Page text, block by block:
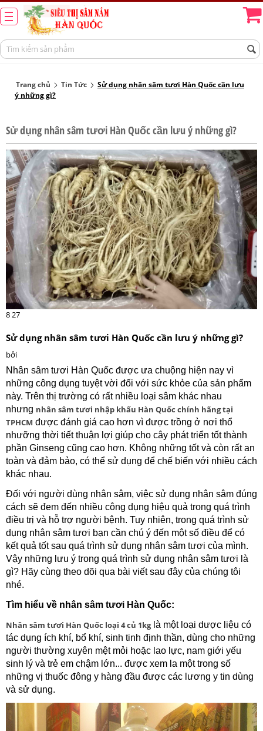
Trang chủ Tin Tức
Sử dụng nhân sâm tươi Hàn Quốc cần lưu
ý những gì?
Sử dụng nhân sâm tươi Hàn Quốc cần lưu ý những gì?
827
Sử dụng nhân sâm tươi Hàn Quốc cần lưu ý những gì?
bởi
Nhân sâm tươi Hàn Quốc được ưa chuộng hiện nay vì
những công dụng tuyệt vời đối với sức khỏe của sản phẩm
này. Trên thị trường có rất nhiều loại sâm khác nhau
nhưng nhân sâm tươi nhập khẩu Hàn Quốc chính hãng tại
TPHCM được đánh giá cao hơn vì được trồng ở nơi thổ
nhưỡng thời tiết thuận lợi giúp cho cây phát triển tốt thành
phần Ginseng cũng cao hơn. Không những tốt và còn rất an
toàn và đảm bảo, có thể sử dụng để chế biến với nhiều cách
khác nhau.
Đối với người dùng nhân sâm, việc sử dụng nhân sâm đúng
cách sẽ đem đến nhiều công dụng hiệu quả trong quá trình
điều trị và hỗ trợ người bệnh. Tuy nhiên, trong quá trình sử
dụng nhân sâm tươi bạn cần chú ý đến một số điều để có
kết quả tốt sau quá trình sử dụng nhân sâm tươi của mình.
Vậy những lưu ý trong quá trình sử dụng nhân sâm tươi là
gì? Hãy cùng theo dõi qua bài viết sau đây của chúng tôi
nhé.
Tìm hiểu về nhân sâm tươi Hàn Quốc:
Nhân sâm tươi Hàn Quốc loại 4 củ 1kglà một loại dược liệu có
tác dụng ích khí, bổ khí, sinh tinh định thần, dùng cho những
người thường xuyên mệt mỏi hoặc lao lực, nam giới yếu
sinh lý và trẻ em chậm lớn... được xem la một trong số
những vị thuốc đông y hàng đầu được các lương y tin dùng
và sử dụng.